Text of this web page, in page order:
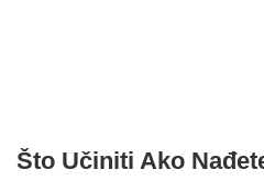
Što Učiniti Ako